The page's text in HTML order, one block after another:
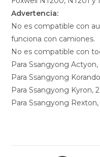
Advertencia:
No es compatible con
funciona con camiones.
No es compatible con
Para Ssangyong
Para Ssangyong
Para Ssangyong Kyron,
Para Ssangyong Rexton,